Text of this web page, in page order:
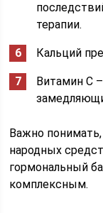
терапии.
Кальций
Витамин С
Важно
народных
гормональный
комплексным.